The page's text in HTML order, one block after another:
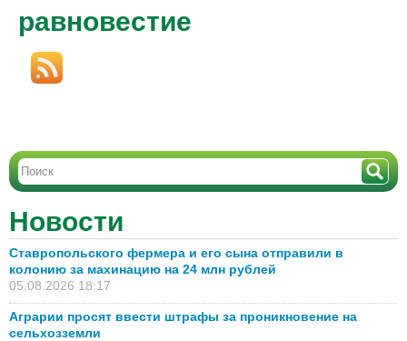
равновестие
Новости
Ставропольского фермера и его сына отправили в
колонию за махинацию на 24 млн рублей
05.08.2026 18:17
Аграрии просят ввести штрафы за проникновение на
сельхозземли